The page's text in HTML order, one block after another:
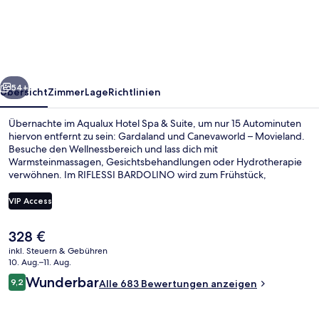
Weiter
54+
ÜbersichtZimmerLageRichtlinien
Übernachte im Aqualux Hotel Spa & Suite, um nur 15 Autominuten
hiervon entfernt zu sein: Gardaland und Canevaworld – Movieland.
Besuche den Wellnessbereich und lass dich mit
Warmsteinmassagen, Gesichtsbehandlungen oder Hydrotherapie
verwöhnen. Im RIFLESSI BARDOLINO wird zum Frühstück,
Highlights sind 4 Außenpools, eine Poolbar und ein Fitnesscenter.
VIP Access
Der
aktuelle
Preis
beträgt
328 €.
328 €
inkl. Steuern & Gebühren
10. Aug.–11. Aug.
Bewertungen
9,29,2 von 10.
WunderbarAlle 683 Bewertungen anzeigen